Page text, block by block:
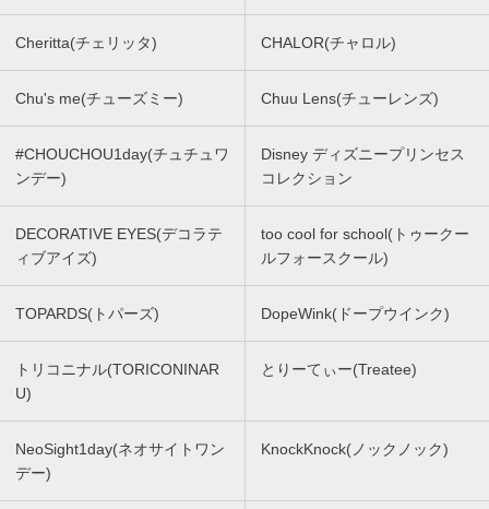
Cheritta(チェリッタ) CHALOR(チャロル)
Chu's me(チューズミー) Chuu Lens(チューレンズ)
#CHOUCHOU1day(チュチュワ
ンデー)
Disney ディズニープリンセス
コレクション
DECORATIVE EYES(デコラテ
ィブアイズ)
too cool for school(トゥークー
ルフォースクール)
TOPARDS(トパーズ) DopeWink(ドープウインク)
トリコニナル(TORICONINAR
U)
とりーてぃー(Treatee)
NeoSight1day(ネオサイトワン
デー)
KnockKnock(ノックノック)